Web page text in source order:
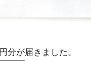
分が届きました。